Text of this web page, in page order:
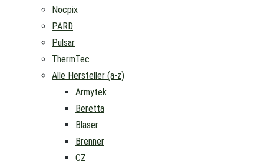
Nocpix
PARD
Pulsar
ThermTec
Alle Hersteller (a-z)
Armytek
Beretta
Blaser
Brenner
CZ